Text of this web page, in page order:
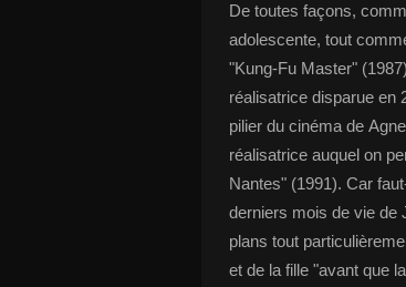
De toutes façons,
adolescente, tout
"Kung-Fu Master"
réalisatrice disparue en
pilier du cinéma de
réalisatrice auquel on
Nantes" (1991). Car
derniers mois de vie de
plans tout
et de la fille "avant que